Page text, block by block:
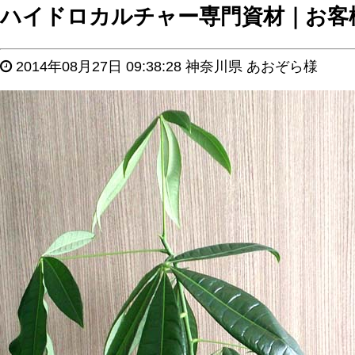
ハイドロカルチャー専門資材｜お客
2014年08月27日 09:38:28 神奈川県 あおぞら様